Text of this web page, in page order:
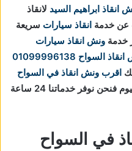
ابراهيم السيد لانقاذ
عن خدمة انقاذ سيارات سريعة
خدمة ونش انقاذ سيارات
السواح 01099996138
اقرب ونش انقاذ في السواح
علي الفور في اي وقت علي مدار اليوم فنحن نوفر خدماتنا 24 ساعة
في السواح